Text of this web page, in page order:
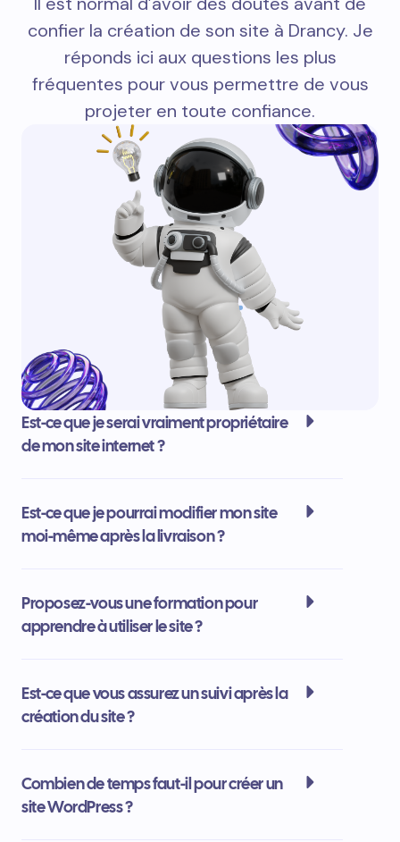
confier la création de son site à Drancy. Je
réponds ici aux questions les plus
fréquentes pour vous permettre de vous
projeter en toute confiance.
Est-ce que je serai vraiment propriétaire
de mon site internet ?
Est-ce que je pourrai modifier mon site
moi-même après la livraison ?
Proposez-vous une formation pour
apprendre à utiliser le site ?
Est-ce que vous assurez un suivi après la
création du site ?
Combien de temps faut-il pour créer un
site WordPress ?